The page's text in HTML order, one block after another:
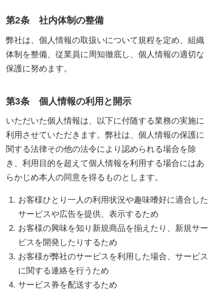
第2条 社内体制の整備
弊社は、個人情報の取扱いについて規程を定め、組織
体制を整備、従業員に周知徹底し、個人情報の適切な
保護に努めます。
第3条 個人情報の利用と開示
いただいた個人情報は、以下に付随する業務の実施に
利用させていただきます。弊社は、個人情報の保護に
関する法律その他の法令により認められる場合を除
き、利用目的を超えて個人情報を利用する場合にはあ
らかじめ本人の同意を得るものとします。
お客様ひとり一人の利用状況や趣味嗜好に適合した
サービスや広告を提供、表示するため
お客様の興味を知り新規商品を揃えたり、新規サー
ビスを開発したりするため
お客様が弊社のサービスを利用した場合、サービス
に関する連絡を行うため
サービス券を配送するため